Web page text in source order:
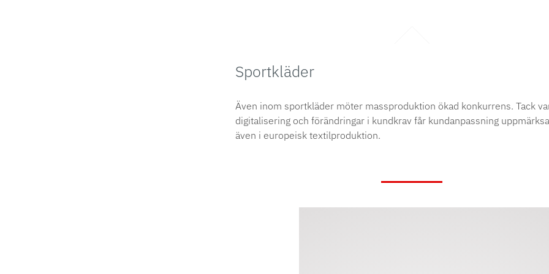
Sportkläder
Även inom sportkläder möter massproduktion ökad konkurrens. Tack
digitalisering och förändringar i kundkrav får kundanpassning
även i europeisk textilproduktion.